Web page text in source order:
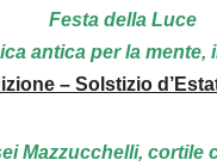
Festa della Luce
antica per la mente,
– Solstizio
Mazzucchelli, cortile